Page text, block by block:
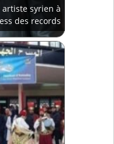
syrien à
des records